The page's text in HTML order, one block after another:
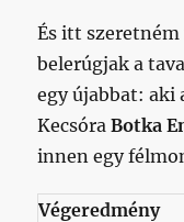
És itt
belerúgjak a
egy újabbat:
KecsóraBotka
innen egy
Végeredmény